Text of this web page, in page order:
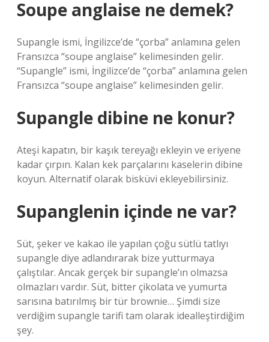
Soupe anglaise ne demek?
Supangle ismi, İngilizce’de “çorba” anlamına gelen
Fransızca “soupe anglaise” kelimesinden gelir.
“Supangle” ismi, İngilizce’de “çorba” anlamına gelen
Fransızca “soupe anglaise” kelimesinden gelir.
Supangle dibine ne konur?
Ateşi kapatın, bir kaşık tereyağı ekleyin ve eriyene
kadar çırpın. Kalan kek parçalarını kaselerin dibine
koyun. Alternatif olarak bisküvi ekleyebilirsiniz.
Supanglenin içinde ne var?
Süt, şeker ve kakao ile yapılan çoğu sütlü tatlıyı
supangle diye adlandırarak bize yutturmaya
çalıştılar. Ancak gerçek bir supangle’ın olmazsa
olmazları vardır. Süt, bitter çikolata ve yumurta
sarısına batırılmış bir tür brownie… Şimdi size
verdiğim supangle tarifi tam olarak idealleştirdiğim
şey.